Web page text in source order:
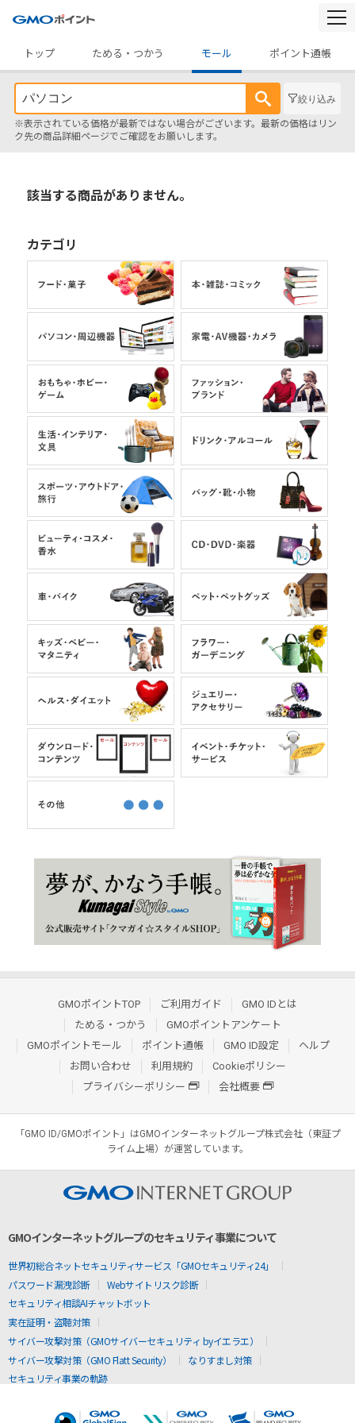
トップ
ためる・つかう モール ポイント通帳
絞り込み
※表示されている価格が最新ではない場合がございます。最新の価格はリン
ク先の商品詳細ページでご確認をお願いします。
該当する商品がありません。
カテゴリ
GMOポイントTOP ご利用ガイド
GMO IDとは
ためる・つかう
GMOポイントアンケート
GMOポイントモール
ポイント通帳 GMO ID設定
ヘルプ
お問い合わせ
利用規約
Cookieポリシー
プライバシーポリシー
会社概要
「GMO ID/GMOポイント」はGMOインターネットグループ株式会社（東証プ
ライム上場）が運営しています。
GMOインターネットグループのセキュリティ事業について
世界初総合ネットセキュリティサービス「GMOセキュリティ24」
パスワード漏洩診断
Webサイトリスク診断
セキュリティ相談AIチャットボット
実在証明・盗聴対策
サイバー攻撃対策（GMOサイバーセキュリティ byイエラエ）
サイバー攻撃対策（GMO Flatt Security）
なりすまし対策
セキュリティ事業の軌跡